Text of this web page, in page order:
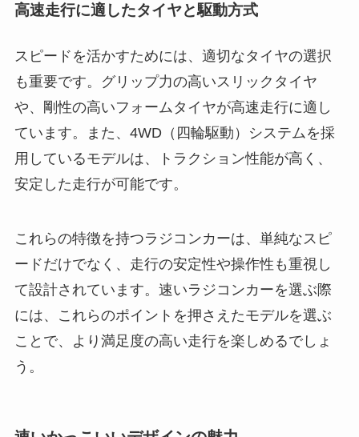
高速走行に適したタイヤと駆動方式
スピードを活かすためには、適切なタイヤの選択
も重要です。グリップ力の高いスリックタイヤ
や、剛性の高いフォームタイヤが高速走行に適し
ています。また、4WD（四輪駆動）システムを採
用しているモデルは、トラクション性能が高く、
安定した走行が可能です。
これらの特徴を持つラジコンカーは、単純なスピ
ードだけでなく、走行の安定性や操作性も重視し
て設計されています。速いラジコンカーを選ぶ際
には、これらのポイントを押さえたモデルを選ぶ
ことで、より満足度の高い走行を楽しめるでしょ
う。